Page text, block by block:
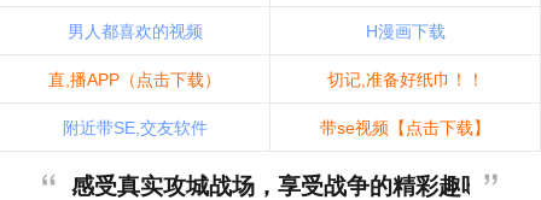
男人都喜欢的视频 H漫画下载
直,播APP（点击下载） 切记,准备好纸巾！！
附近带SE,交友软件 带se视频【点击下载】
感受真实攻城战场，享受战争的精彩趣味